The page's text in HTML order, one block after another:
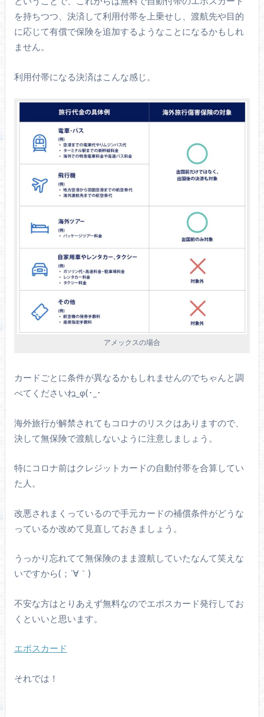
を持ちつつ、決済して利用付帯を上乗せし、渡航先や目的
に応じて有償で保険を追加するようなことになるかもしれ
ません。
利用付帯になる決済はこんな感じ。
アメックスの場合
カードごとに条件が異なるかもしれませんのでちゃんと調
べてくださいね_φ(･_･
海外旅行が解禁されてもコロナのリスクはありますので、
決して無保険で渡航しないように注意しましょう。
特にコロナ前はクレジットカードの自動付帯を合算してい
た人。
改悪されまくっているので手元カードの補償条件がどうな
っているか改めて見直しておきましょう。
うっかり忘れてて無保険のまま渡航していたなんて笑えな
いですから(；´∀｀)
不安な方はとりあえず無料なのでエポスカード発行してお
くといいと思います。
エポスカード
それでは！